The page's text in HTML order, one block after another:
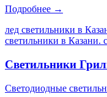
Подробнее →
лед светильники в
светильники в Казани.
Светильники
Светодиодные